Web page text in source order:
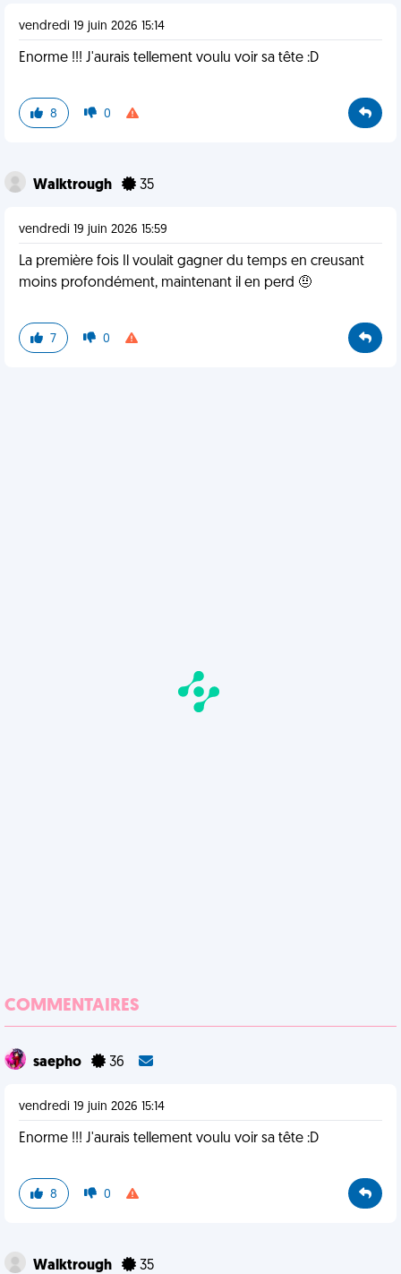
vendredi 19 juin 2026 15:14
Enorme !!! J'aurais tellement voulu voir sa tête :D
8 0
Walktrough 35
vendredi 19 juin 2026 15:59
La première fois Il voulait gagner du temps en creusant
moins profondément, maintenant il en perd 🤨
7 0
COMMENTAIRES
saepho 36
vendredi 19 juin 2026 15:14
Enorme !!! J'aurais tellement voulu voir sa tête :D
8 0
Walktrough 35